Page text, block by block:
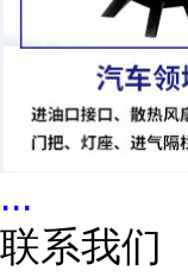
...
联系我们